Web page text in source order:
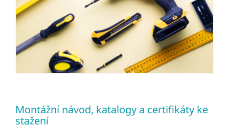
Montážní návod, katalogy a certifikáty ke
stažení